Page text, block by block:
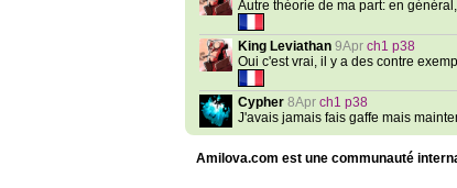
Autre théorie de ma part: en
King Leviathan 9Apr ch1 p38
Oui c'est vrai, il y a des contre
Cypher 8Apr ch1 p38
J'avais jamais fais gaffe mais
Amilova.com est une communauté